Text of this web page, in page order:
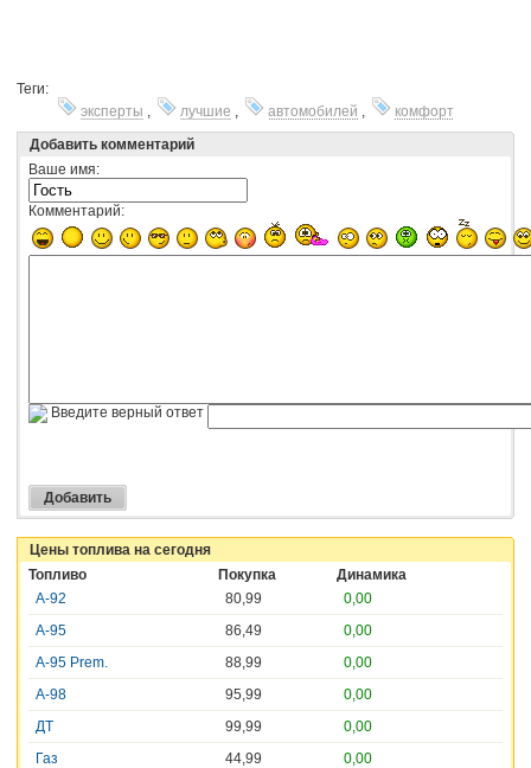
Теги:
эксперты
лучшие автомобилей
комфорт
Добавить комментарий
Ваше имя:
Комментарий:
Введите верный ответ
Цены топлива на сегодня
Топливо
Покупка
Динамика
А-92
80,99
0,00
А-95
86,49
0,00
А-95 Prem.
88,99
0,00
А-98
95,99
0,00
ДТ
99,99
0,00
Газ
44,99
0,00